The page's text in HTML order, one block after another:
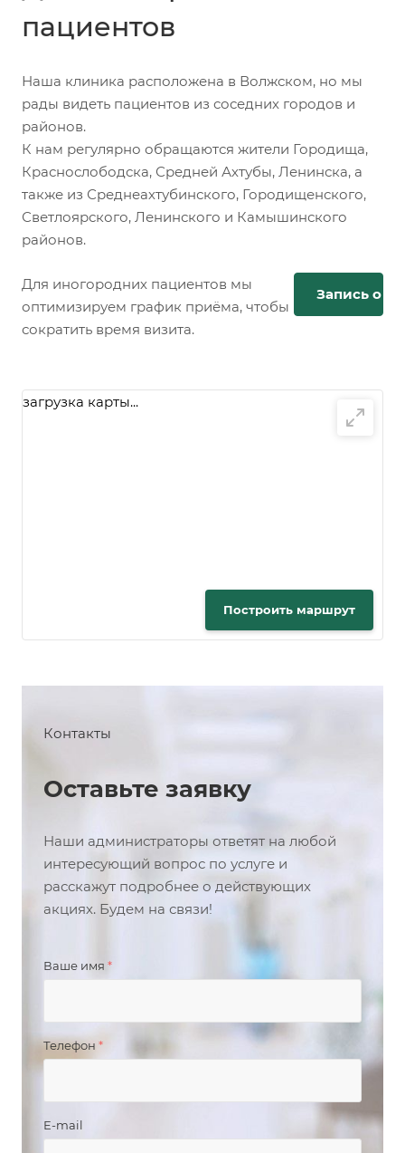
пациентов
Наша клиника расположена в Волжском, но мы
рады видеть пациентов из соседних городов и
районов.
К нам регулярно обращаются жители Городища,
Краснослободска, Средней Ахтубы, Ленинска, а
также из Среднеахтубинского, Городищенского,
Светлоярского, Ленинского и Камышинского
районов.
Для иногородних пациентов мы
оптимизируем график приёма, чтобы
сократить время визита.
Запись
загрузка карты...
Построить маршрут
Контакты
Оставьте заявку
Наши администраторы ответят на любой
интересующий вопрос по услуге и
расскажут подробнее о действующих
акциях. Будем на связи!
Ваше имя *
Телефон *
E-mail